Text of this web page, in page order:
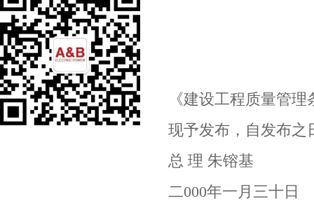
《建设工程质量管
现予发布，自发布之
总 理 朱镕基
二000年一月三十日